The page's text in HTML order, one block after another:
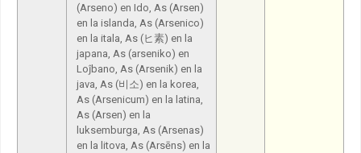
(Arseno) en Ido, As (Arsen)
en la islanda, As (Arsenico)
en la itala, As (ヒ素) en la
japana, As (arseniko) en
Loĵbano, As (Arsenik) en la
java, As (비소) en la korea,
As (Arsenicum) en la latina,
As (Arsen) en la
luksemburga, As (Arsenas)
en la litova, As (Arsēns) en la